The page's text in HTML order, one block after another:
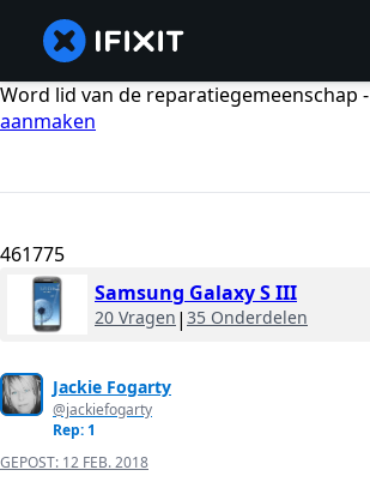
Word lid van de reparatiegemeenschap -
aanmaken
461775
Samsung Galaxy S III
20 Vragen | 35 Onderdelen
Jackie Fogarty
@jackiefogarty
Rep: 1
GEPOST: 12 FEB. 2018